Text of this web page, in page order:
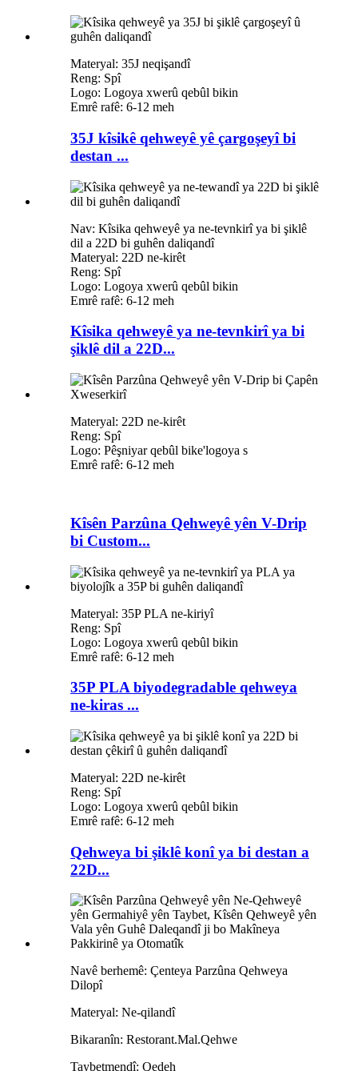
Materyal: 35J neqişandî
Reng: Spî
Logo: Logoya xwerû qebûl bikin
Emrê rafê: 6-12 meh
35J kîsikê qehweyê yê çargoşeyî bi
destan ...
Nav: Kîsika qehweyê ya ne-tevnkirî ya bi şiklê
dil a 22D bi guhên daliqandî
Materyal: 22D ne-kirêt
Reng: Spî
Logo: Logoya xwerû qebûl bikin
Emrê rafê: 6-12 meh
Kîsika qehweyê ya ne-tevnkirî ya bi
şiklê dil a 22D...
Materyal: 22D ne-kirêt
Reng: Spî
Logo: Pêşniyar qebûl bike'logoya s
Emrê rafê: 6-12 meh
Kîsên Parzûna Qehweyê yên V-Drip
bi Custom...
Materyal: 35P PLA ne-kiriyî
Reng: Spî
Logo: Logoya xwerû qebûl bikin
Emrê rafê: 6-12 meh
35P PLA biyodegradable qehweya
ne-kiras ...
Materyal: 22D ne-kirêt
Reng: Spî
Logo: Logoya xwerû qebûl bikin
Emrê rafê: 6-12 meh
Qehweya bi şiklê konî ya bi destan a
22D...
Navê berhemê: Çenteya Parzûna Qehweya
Dilopî
Materyal: Ne-qilandî
Bikaranîn: Restorant.Mal.Qehwe
Taybetmendî: Qedeh